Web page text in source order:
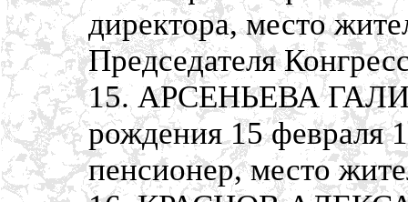
директора, место
Председателя
15. АРСЕНЬЕВА
рождения 15 февраля
пенсионер, место